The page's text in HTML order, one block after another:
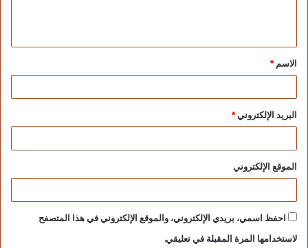
التأمين الصحي الشامل، والهدف الثمين للمنظومة.
الرعاية الصحية، الدكتور هاني راشد، نائب رئيس
مجلس إدارة الهيئة، والدكتور أمير التلواني، المدير
التنفيذي للهيئة، والدكتورة إليزابيث شاكر، المشرف
العام على الاتصال السياسي بالهيئة، والدكتور أحمد
الاسم*
البريد الإلكتروني*
الموقع الإلكتروني
احفظ اسمي، بريدي الإلكتروني، والموقع الإلكتروني في هذا المتصفح
لاستخدامها المرة المقبلة في تعليقي.